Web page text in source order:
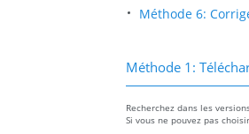
Méthode 6:
Méthode 1:
Recherchez dans les
Si vous ne pouvez pas